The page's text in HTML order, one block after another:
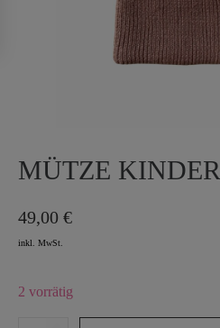
MÜTZE KINDER
49,00 €
2 vorrätig